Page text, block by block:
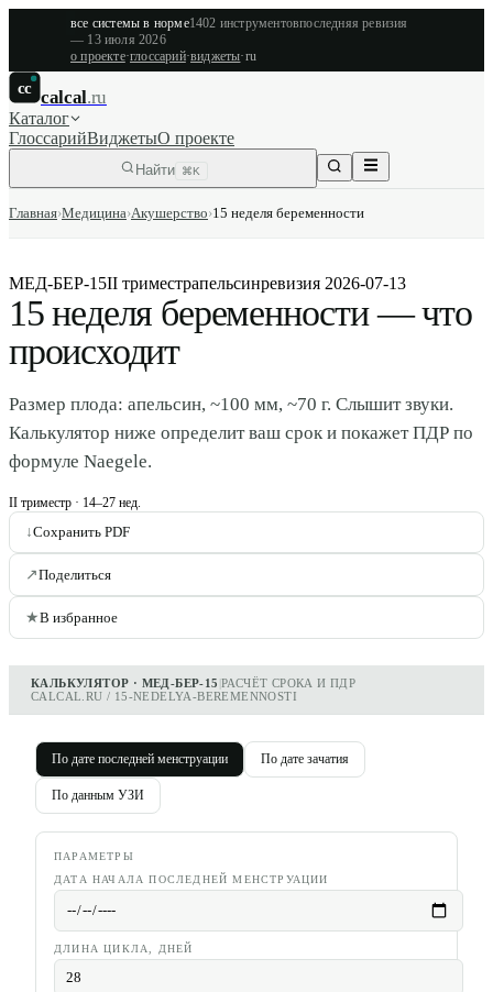
все системы в норме1402 инструментовпоследняя ревизия
— 13 июля 2026
о проекте·глоссарий·виджеты·ru
cc calcal.ru
Каталог
ГлоссарийВиджетыО проекте
Найти ⌘K
Главная›Медицина›Акушерство›15 неделя беременности
МЕД-БЕР-15II триместрапельсинревизия 2026-07-13
15 неделя беременности — что
происходит
Размер плода: апельсин, ~100 мм, ~70 г. Слышит звуки.
Калькулятор ниже определит ваш срок и покажет ПДР по
формуле Naegele.
II триместр · 14–27 нед.
↓Сохранить PDF
↗Поделиться
★В избранное
КАЛЬКУЛЯТОР · МЕД-БЕР-15 |РАСЧЁТ СРОКА И ПДР
CALCAL.RU / 15-NEDELYA-BEREMENNOSTI
По дате последней менструации По дате зачатия
По данным УЗИ
ПАРАМЕТРЫ
ДАТА НАЧАЛА ПОСЛЕДНЕЙ МЕНСТРУАЦИИ
ДЛИНА ЦИКЛА, ДНЕЙ